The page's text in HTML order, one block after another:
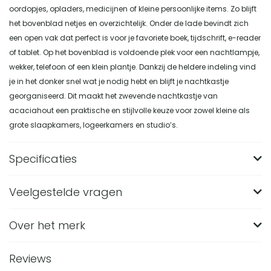
oordopjes, opladers, medicijnen of kleine persoonlijke items. Zo blijft
het bovenblad netjes en overzichtelijk. Onder de lade bevindt zich
een open vak dat perfect is voor je favoriete boek, tijdschrift, e-reader
of tablet. Op het bovenblad is voldoende plek voor een nachtlampje,
wekker, telefoon of een klein plantje. Dankzij de heldere indeling vind
je in het donker snel wat je nodig hebt en blijft je nachtkastje
georganiseerd. Dit maakt het zwevende nachtkastje van
acaciahout een praktische en stijlvolle keuze voor zowel kleine als
grote slaapkamers, logeerkamers en studio’s.
Specificaties
Merk
Hoogte (in CM)
Veelgestelde vragen
Wat zijn de afmetingen van het Nest of Nora
Het Nest of Nora Nachtkastje Finn heeft een formaat van
Over het merk
Reviews